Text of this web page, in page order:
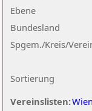
Ebene
Sortierung
Bundesland
Spgem./Kreis/
Vereinslisten:Wien